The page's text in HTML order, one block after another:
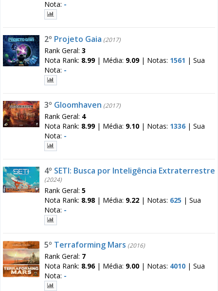
Nota: -
2º Projeto Gaia (2017)
Rank Geral: 3
Nota Rank: 8.99| Média: 9.09| Notas: 1561 | Sua
Nota: -
3º Gloomhaven (2017)
Rank Geral: 4
Nota Rank: 8.99| Média: 9.10 | Notas: 1336 | Sua
Nota: -
4º SETI: Busca por Inteligência Extraterrestre
(2024)
Rank Geral: 5
Nota Rank: 8.98 | Média: 9.22 | Notas: 625 | Sua
Nota: -
5º Terraforming Mars (2016)
Rank Geral: 7
Nota Rank: 8.96| Média: 9.00 | Notas: 4010 | Sua
Nota: -